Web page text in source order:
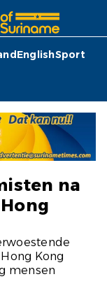
EnglishSport
na
Kong
mensen